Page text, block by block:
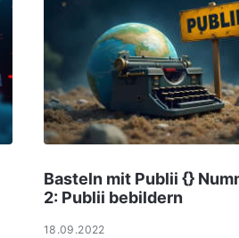
Basteln mit Publii {}
2: Publii bebildern
18.09.2022